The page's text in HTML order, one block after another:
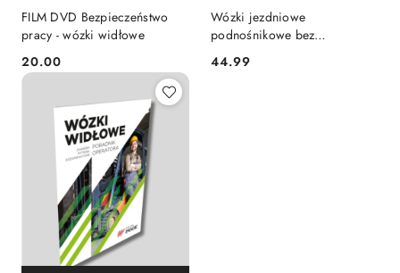
FILM DVD Bezpieczeństwo
pracy - wózki widłowe
Cena:
20.00
Wózki jezdniowe
podnośnikowe bez
wysięgnika z pytaniami
testowymi
Cena:
44.99